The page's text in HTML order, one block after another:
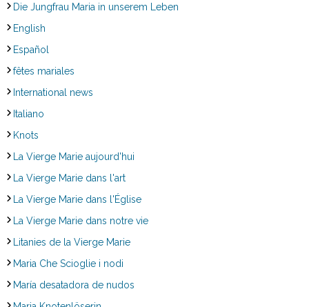
Die Jungfrau Maria in unserem Leben
English
Español
fêtes mariales
International news
Italiano
Knots
La Vierge Marie aujourd'hui
La Vierge Marie dans l'art
La Vierge Marie dans l'Église
La Vierge Marie dans notre vie
Litanies de la Vierge Marie
Maria Che Scioglie i nodi
María desatadora de nudos